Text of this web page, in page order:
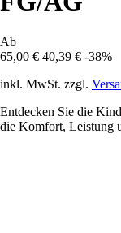
Ab
65,00 € 40,39 € -38%
inkl. MwSt. zzgl.
Entdecken Sie die
die Komfort, Leistung